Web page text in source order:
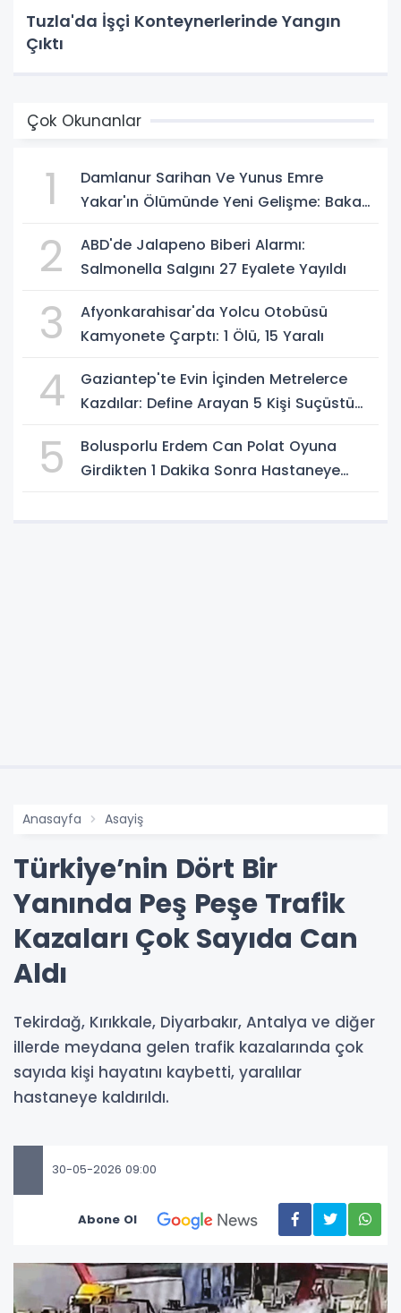
Tuzla'da İşçi Konteynerlerinde Yangın
Çıktı
Çok Okunanlar
1
Damlanur Sarihan Ve Yunus Emre
Yakar'ın Ölümünde Yeni Gelişme: Bakan
2
ABD'de Jalapeno Biberi Alarmı:
Salmonella Salgını 27 Eyalete Yayıldı
3
Afyonkarahisar'da Yolcu Otobüsü
Kamyonete Çarptı: 1 Ölü, 15 Yaralı
4
Gaziantep'te Evin İçinden Metrelerce
Kazdılar: Define Arayan 5 Kişi Suçüstü
5
Bolusporlu Erdem Can Polat Oyuna
Girdikten 1 Dakika Sonra Hastaneye
Anasayfa Asayiş
Türkiye’nin Dört Bir
Yanında Peş Peşe Trafik
Kazaları Çok Sayıda Can
Aldı
Tekirdağ, Kırıkkale, Diyarbakır, Antalya ve diğer
illerde meydana gelen trafik kazalarında çok
sayıda kişi hayatını kaybetti, yaralılar
hastaneye kaldırıldı.
30-05-2026 09:00
Abone Ol